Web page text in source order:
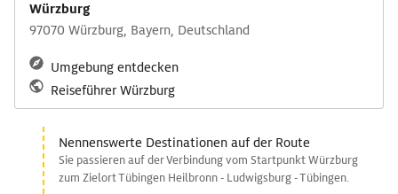
Würzburg
97070 Würzburg, Bayern, Deutschland
Umgebung entdecken
Reiseführer Würzburg
Nennenswerte Destinationen auf der Route
Sie passieren auf der Verbindung vom Startpunkt Würzburg
zum Zielort Tübingen Heilbronn - Ludwigsburg - Tübingen.